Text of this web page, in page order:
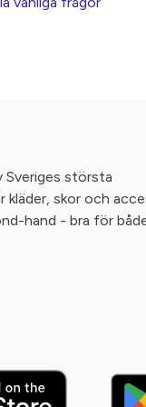
Sveriges största
kläder, skor och
hand - bra för